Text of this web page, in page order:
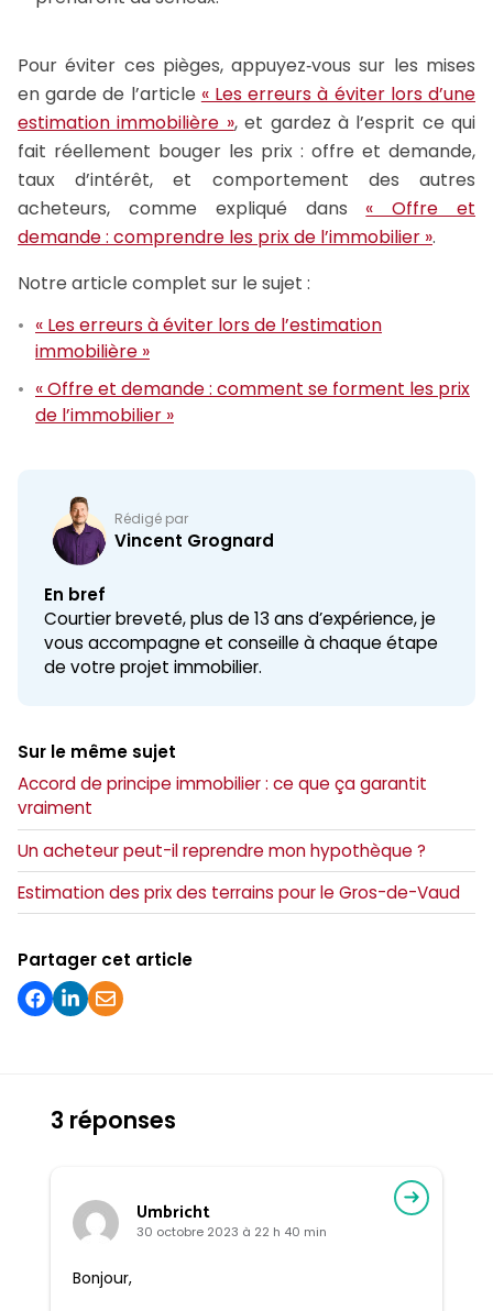
Pour éviter ces pièges, appuyez‑vous sur les mises
en garde de l’article « Les erreurs à éviter lors d’une
estimation immobilière », et gardez à l’esprit ce qui
fait réellement bouger les prix : offre et demande,
taux d’intérêt, et comportement des autres
acheteurs, comme expliqué dans « Offre et
demande : comprendre les prix de l’immobilier ».
Notre article complet sur le sujet :
« Les erreurs à éviter lors de l’estimation
immobilière »
« Offre et demande : comment se forment les prix
de l’immobilier »
Rédigé par
Vincent Grognard
En bref
Courtier breveté, plus de 13 ans d’expérience, je
vous accompagne et conseille à chaque étape
de votre projet immobilier.
Sur le même sujet
Accord de principe immobilier : ce que ça garantit
vraiment
Un acheteur peut-il reprendre mon hypothèque ?
Estimation des prix des terrains pour le Gros-de-Vaud
Partager cet article
3 réponses
Umbricht
30 octobre 2023 à 22 h 40 min
Bonjour,